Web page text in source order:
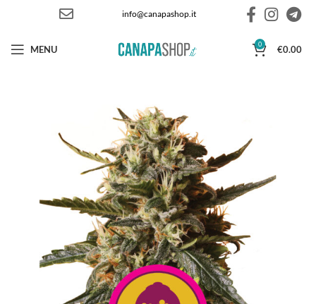
info@canapashop.it
MENU 0 €0.00